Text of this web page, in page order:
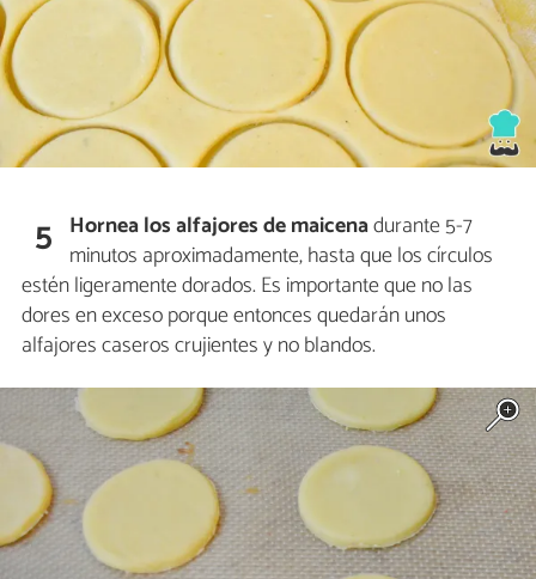
5 Hornea los alfajores de maicenadurante 5-7
minutos aproximadamente, hasta que los círculos
estén ligeramente dorados. Es importante que no las
dores en exceso porque entonces quedarán unos
alfajores caseros crujientes y no blandos.